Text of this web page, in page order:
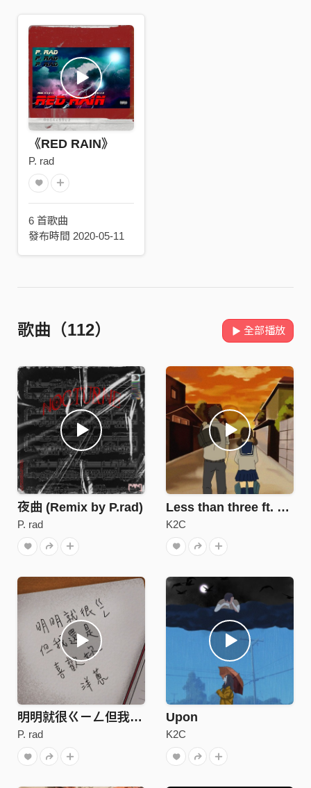
《RED RAIN》
P. rad
6 首歌曲
發布時間 2020-05-11
歌曲（112） 全部播放
夜曲 (Remix by P.rad)
P. rad
Less than three ft. 學妹
K2C
明明就很ㄍㄧㄥ但我還是喜歡你(Remix)
P. rad
Upon
K2C